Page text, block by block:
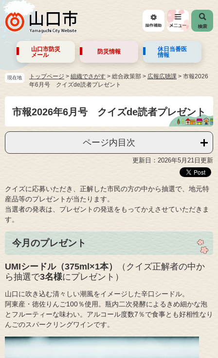
山口市防災
メール
防災情報
休日当番医
情報
現在地 トップページ > 組織でさがす > 総合政策部 > 広報広聴課 > 市報2026
年6月号 クイズde読者プレゼント
市報2026年6月号 クイズde読者プレゼント
ページ内目次
更新日：2026年5月21日更新
クイズに応募いただき、正解した市民の方の中から抽選で、地元特
産品等のプレゼントが当たります。
当選者の発表は、プレゼントの発送をもってかえさせていただきま
す。
今月のプレゼント
UMIシードル（375ml×1本​）
（クイズ正解者の中か
ら抽選で3名様にプレゼント）
山口に吹き込む清々しい潮風をイメージした辛口シードル。
阿東産・徳佐りんご100％使用。瓶内二次発酵によるきめ細かな泡
とフルーティーな味わい。アルコール度数7％で食事とも好相性なり
んごのスパークリングワインです。